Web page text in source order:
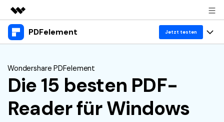
Top-Produkte
Dienstprogramme
Überblick
Lösungen
Über uns
Presseraum
PDFelement Jetzt testen
Desktop
PDFelement für Windows
Lösungen
Benutzer im Bildungswesen
Ressourcen
Wondershare PDFelement
Die 15 besten PDF-
Reader für Windows